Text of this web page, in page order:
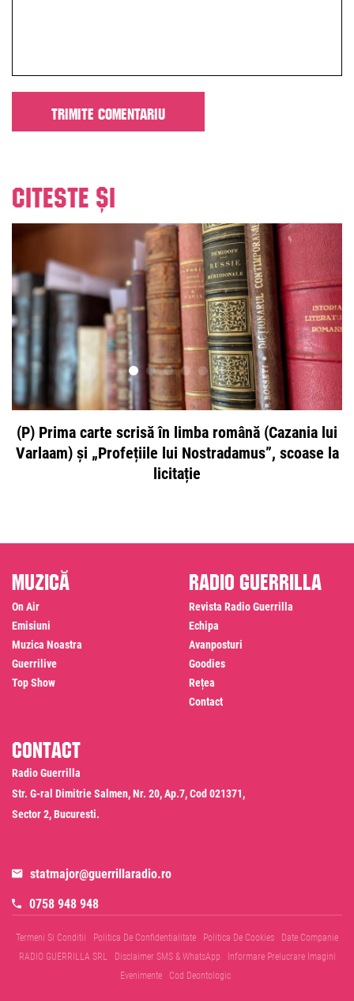
Citeste și
(P) Prima carte scrisă în limba română (Cazania lui
Varlaam) și „Profețiile lui Nostradamus”, scoase la
licitație
Muzică
On Air
Emisiuni
Muzica Noastra
Guerrilive
Top Show
Radio Guerrilla
Revista Radio Guerrilla
Echipa
Avanposturi
Goodies
Rețea
Contact
Contact
Radio Guerrilla
Str. G-ral Dimitrie Salmen, Nr. 20, Ap.7, Cod 021371,
Sector 2, Bucuresti.
statmajor@guerrillaradio.ro
0758 948 948
Termeni Si Conditii Politica De Confidentialitate Politica De Cookies
Date Companie
RADIO GUERRILLA SRL
Disclaimer SMS & WhatsApp
Informare Prelucrare Imagini
Evenimente
Cod Deontologic